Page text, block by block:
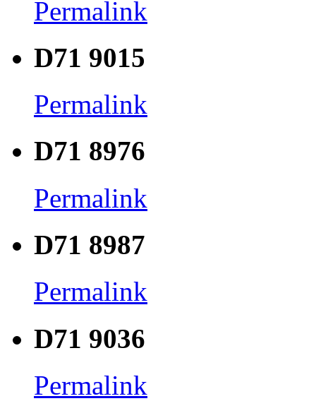
Permalink
D71 9015
Permalink
D71 8976
Permalink
D71 8987
Permalink
D71 9036
Permalink